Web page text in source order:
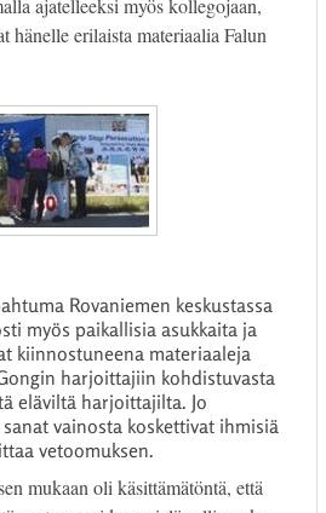
ajatelleeksi myös kollegojaan,
hänelle erilaista materiaalia Falun
Rovaniemen keskustassa
myös paikallisia asukkaita ja
kiinnostuneena materiaaleja
harjoittajiin kohdistuvasta
eläviltä harjoittajilta. Jo
vainosta koskettivat ihmisiä
vetoomuksen.
mukaan oli käsittämätöntä, että